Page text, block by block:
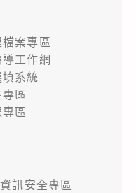
案專區
工作網
系統
區
區
資訊安全專區